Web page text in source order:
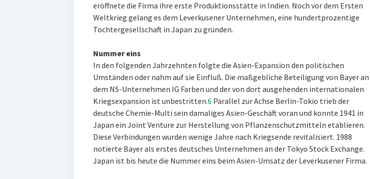
eröffnete die Firma ihre erste Produktionsstätte in Indien. Noch vor dem Ersten
Weltkrieg gelang es dem Leverkusener Unternehmen, eine hundertprozentige
Tochtergesellschaft in Japan zu gründen.
Nummer eins
In den folgenden Jahrzehnten folgte die Asien-Expansion den politischen
Umständen oder nahm auf sie Einfluß. Die maßgebliche Beteiligung von Bayer an
dem NS-Unternehmen IG Farben und der von dort ausgehenden internationalen
Kriegsexpansion ist unbestritten.6 Parallel zur Achse Berlin-Tokio trieb der
deutsche Chemie-Multi sein damaliges Asien-Geschäft voran und konnte 1941 in
Japan ein Joint Venture zur Herstellung von Pflanzenschutzmitteln etablieren.
Diese Verbindungen wurden wenige Jahre nach Kriegsende revitalisiert. 1988
notierte Bayer als erstes deutsches Unternehmen an der Tokyo Stock Exchange.
Japan ist bis heute die Nummer eins beim Asien-Umsatz der Leverkusener Firma.